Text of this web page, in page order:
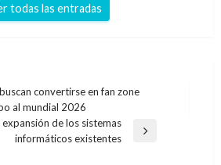
todas las entradas
convertirse en fan zone
al mundial 2026
expansión de los sistemas
informáticos existentes